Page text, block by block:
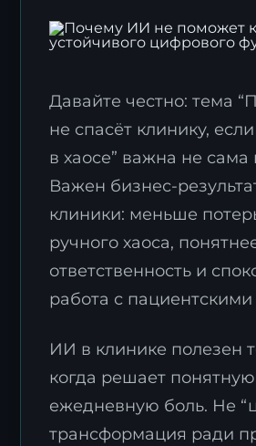
Давайте честно: тема
не спасёт клинику,
в хаосе” важна не сама
Важен бизнес-
клиники: меньше
ручного хаоса,
ответственность и
работа с
ИИ в клинике полезен
когда решает понятную
ежедневную боль. Не
трансформация ради